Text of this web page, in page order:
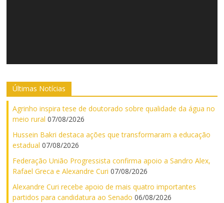
Últimas Notícias
Agrinho inspira tese de doutorado sobre qualidade da água no
meio rural 07/08/2026
Hussein Bakri destaca ações que transformaram a educação
estadual 07/08/2026
Federação União Progressista confirma apoio a Sandro Alex,
Rafael Greca e Alexandre Curi 07/08/2026
Alexandre Curi recebe apoio de mais quatro importantes
partidos para candidatura ao Senado 06/08/2026